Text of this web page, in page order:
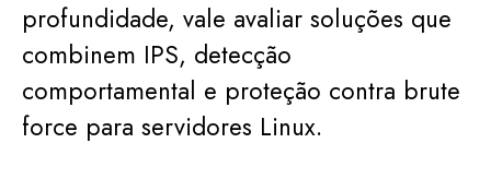
profundidade, vale avaliar soluções que
combinem IPS, detecção
comportamental e proteção contra brute
force para servidores Linux.